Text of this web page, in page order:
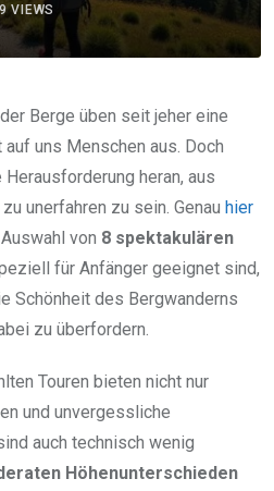
VIEWS
Berge üben seit jeher eine
uns Menschen aus. Doch
heran, aus
unerfahren zu sein. Genau hier
von 8 spektakulären
für Anfänger geeignet sind,
Schönheit des Bergwanderns
zu überfordern.
Touren bieten nicht nur
und unvergessliche
auch technisch wenig
Höhenunterschieden